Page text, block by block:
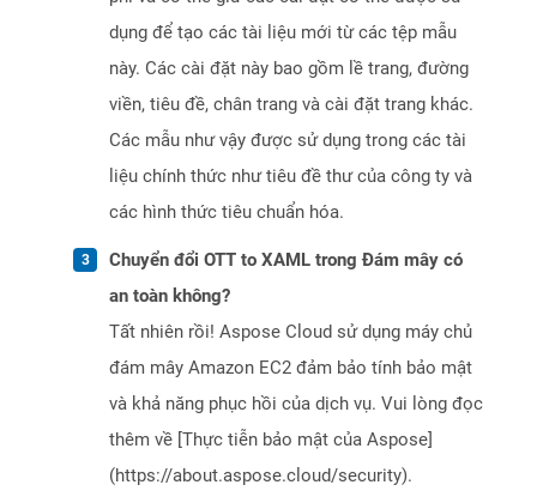
dụng để tạo các tài liệu mới từ các tệp mẫu
này. Các cài đặt này bao gồm lề trang, đường
viền, tiêu đề, chân trang và cài đặt trang khác.
Các mẫu như vậy được sử dụng trong các tài
liệu chính thức như tiêu đề thư của công ty và
các hình thức tiêu chuẩn hóa.
Chuyển đổi OTT to XAML trong Đám mây có
an toàn không?
Tất nhiên rồi! Aspose Cloud sử dụng máy chủ
đám mây Amazon EC2 đảm bảo tính bảo mật
và khả năng phục hồi của dịch vụ. Vui lòng đọc
thêm về [Thực tiễn bảo mật của Aspose]
(https://about.aspose.cloud/security).